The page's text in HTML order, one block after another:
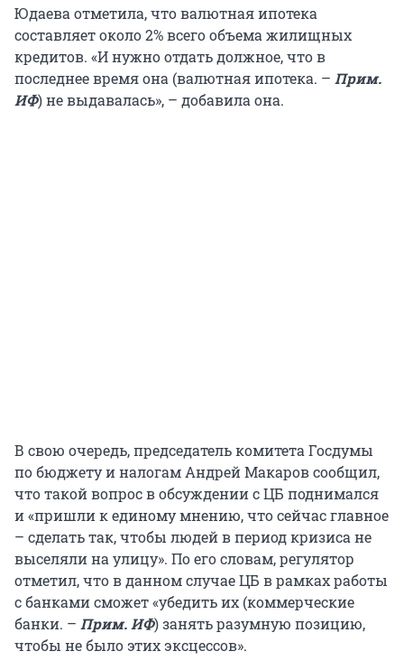
Юдаева отметила, что валютная ипотека
составляет около 2% всего объема жилищных
кредитов. «И нужно отдать должное, что в
последнее время она (валютная ипотека. – Прим.
ИФ) не выдавалась», – добавила она.
В свою очередь, председатель комитета Госдумы
по бюджету и налогам Андрей Макаров сообщил,
что такой вопрос в обсуждении с ЦБ поднимался
и «пришли к единому мнению, что сейчас главное
– сделать так, чтобы людей в период кризиса не
выселяли на улицу». По его словам, регулятор
отметил, что в данном случае ЦБ в рамках работы
с банками сможет «убедить их (коммерческие
банки. – Прим. ИФ) занять разумную позицию,
чтобы не было этих эксцессов».